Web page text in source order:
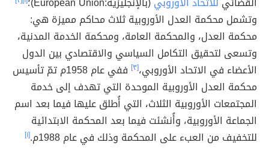
وتشمل محكمة العدل الأوروبية ثلاث محاكم مميزة هي:
محكمة العدل، والمحكمة العامة، ومحكمة الخدمة المدنية،
وتسعى لتحقيق التكامل السياسي والاقتصادي بين الدول
الأعضاء في الاتحاد الأوروبي،[٣]
ففي عام 1958م تمّ تأسيس
محكمة العدل الأوروبية الموحدة التي تهدف إلى خدمة
المجتمعات الأوروبية الثلاث، التي أُطلق عليها فيما بعد اسم
الجماعة الأوروبية، وأُنشئت فيما بعد المحكمة الابتدائية
للتخفيف من العبء على المحكمة وذلك في عام 1988م.
[١]